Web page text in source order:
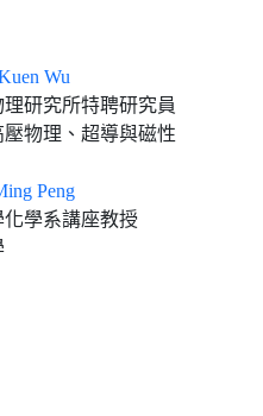
Wu
研究所特聘研究員
物理、超導與磁性
Peng
化學系講座教授